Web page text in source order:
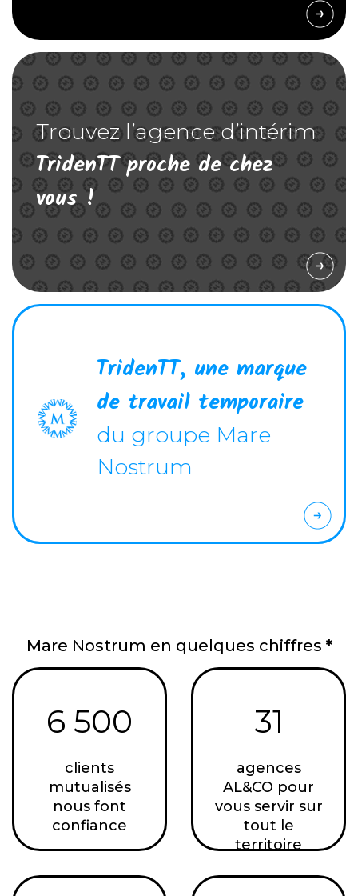
Trouvez l’agence d’intérim
TridenTT proche de chez
vous !
TridenTT, une marque
de travail temporaire
du groupe Mare
Nostrum
Mare Nostrum en quelques chiffres *
6 500
clients
mutualisés
nous font
confiance
31
agences
AL&CO pour
vous servir sur
tout le
territoire